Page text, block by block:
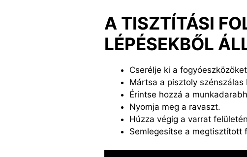
A TISZTÍTÁSI
LÉPÉSEKBŐL
Cserélje ki a
Mártsa a pisztoly
Érintse hozzá a
Nyomja meg a ravaszt.
Húzza végig a varrat
Semlegesítse a megtisztított